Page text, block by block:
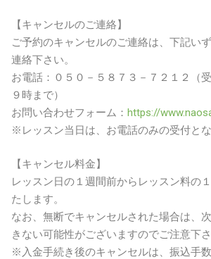
【キャンセルのご連絡】
ご予約のキャンセルのご連絡は、下記い
連絡下さい。
お電話：０５０－５８７３－７２１２（
９時まで）
お問い合わせフォーム： https://
※レッスン当日は、お電話のみの受付とな
【キャンセル料金】
レッスン日の１週間前からレッスン料の
たします。
なお、無断でキャンセルされた場合は、
きない可能性がございますのでご注意下さ
※入金手続き後のキャンセルは、振込手